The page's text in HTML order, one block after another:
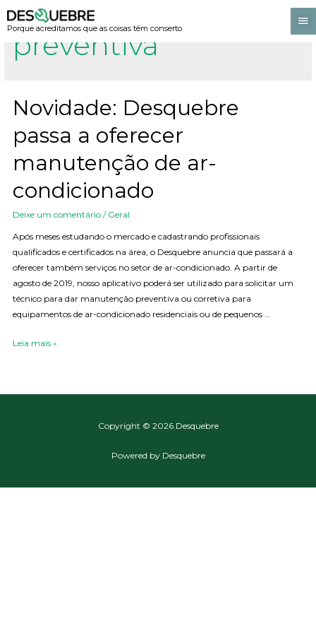
Porque acreditamos que as coisas têm conserto
preventiva
Novidade: Desquebre
passa a oferecer
manutenção de ar-
condicionado
Deixe um comentário / Geral
Após meses estudando o mercado e cadastrando profissionais
qualificados e certificados na área, o Desquebre anuncia que passará a
oferecer também serviços no setor de ar-condicionado. A partir de
agosto de 2019, nosso aplicativo poderá ser utilizado para solicitar um
técnico para dar manutenção preventiva ou corretiva para
equipamentos de ar-condicionado residenciais ou de pequenos …
Leia mais »
Copyright © 2026 Desquebre
Powered by Desquebre